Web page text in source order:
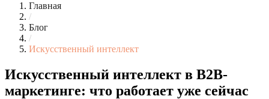
Главная
/
Блог
/
Искусственный интеллект
Искусственный интеллект в B2B-
маркетинге: что работает уже сейчас